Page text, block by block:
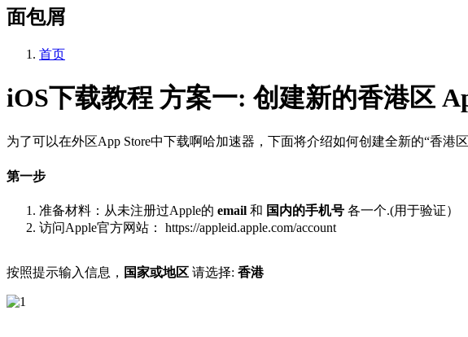
面包屑
首页
iOS下载教程 方案一: 创建新的香港区
为了可以在外区App Store中下载啊哈加速器，下面将介绍如何创建全新的“香港区
第一步
准备材料：从未注册过Apple的 email 和 国内的手机号 各一个.(用于验证）
访问Apple官方网站： https://appleid.apple.com/account
按照提示输入信息， 国家或地区 请选择: 香港